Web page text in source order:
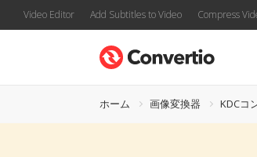
Video Editor Add Subtitles to Video Compress
ホーム 画像変換器 KDCコ